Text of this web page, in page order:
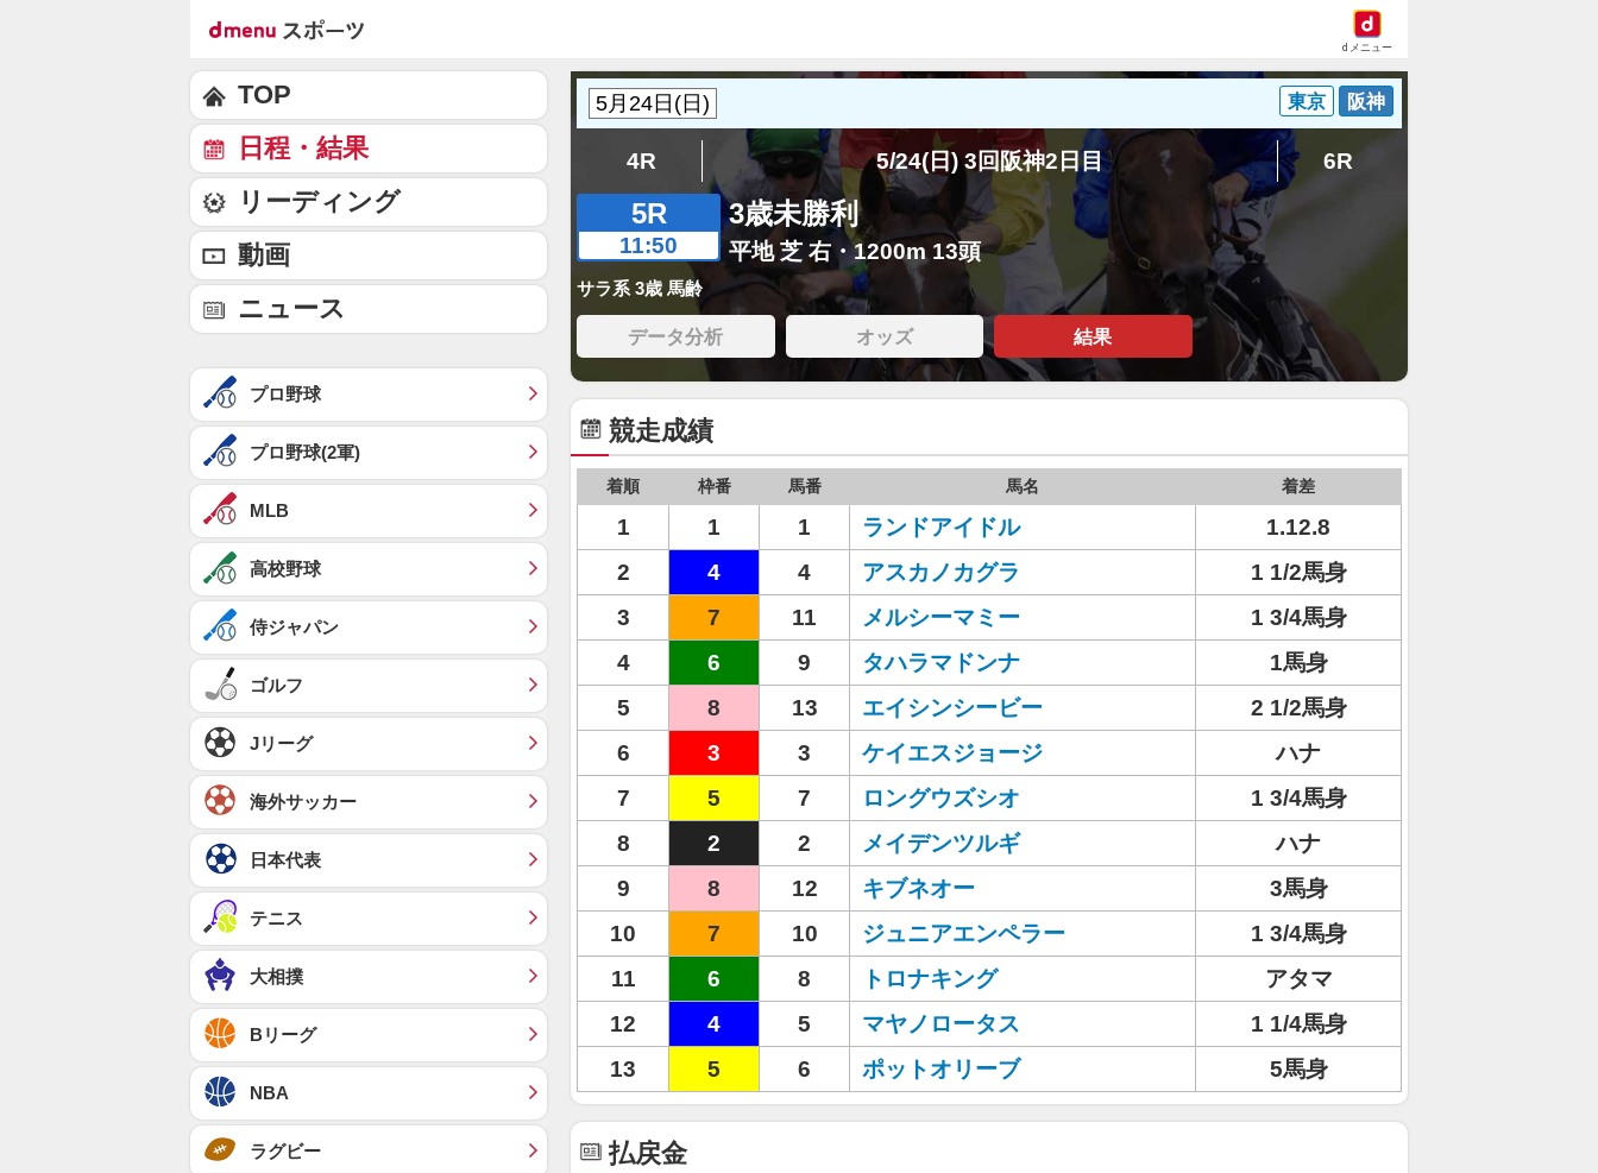
dメニュー
東京 阪神
4R 5/24(日) 3回阪神2日目 6R
5R
11:50
3歳未勝利
平地 芝 右・1200m 13頭
サラ系 3歳 馬齢
データ分析 オッズ 結果
競走成績
着順 枠番 馬番 馬名 着差
1 1 1 ランドアイドル
1.12.8
2
4 4 アスカノカグラ
1 1/2馬身
3
7 11 メルシーマミー
1 3/4馬身
4
6 9 タハラマドンナ
1馬身
5
8 13 エイシンシービー
2 1/2馬身
6
3 3 ケイエスジョージ
ハナ
7
5 7 ロングウズシオ
1 3/4馬身
8
2 2 メイデンツルギ
ハナ
9
8 12 キブネオー
3馬身
10
7 10 ジュニアエンペラー
1 3/4馬身
11
6 8 トロナキング
アタマ
12
4 5 マヤノロータス
1 1/4馬身
13
5 6 ポットオリーブ 5馬身
払戻金
TOP
日程・結果
リーディング
動画
ニュース
プロ野球
プロ野球(2軍)
MLB
高校野球
侍ジャパン
ゴルフ
Jリーグ
海外サッカー
日本代表
テニス
大相撲
Bリーグ
NBA
ラグビー